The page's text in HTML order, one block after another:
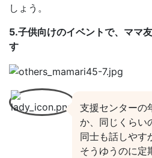
しょう。
5.子供向けのイベントで、ママ
す
支援センターの
か、同じくらい
同士も話しやす
そうゆうのに定